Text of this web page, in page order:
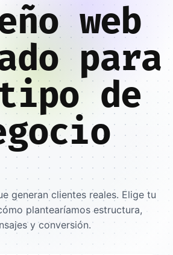
web
para
de
generan clientes reales. Elige tu
plantearíamos estructura,
y conversión.